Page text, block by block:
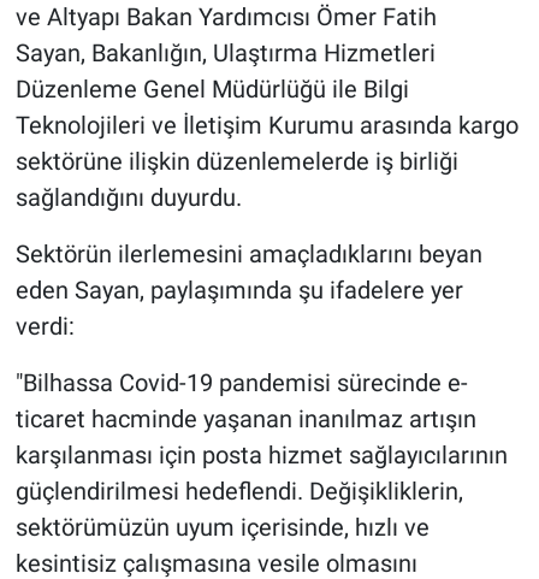
ve Altyapı Bakan Yardımcısı Ömer Fatih
Sayan, Bakanlığın, Ulaştırma Hizmetleri
Düzenleme Genel Müdürlüğü ile Bilgi
Teknolojileri ve İletişim Kurumu arasında kargo
sektörüne ilişkin düzenlemelerde iş birliği
sağlandığını duyurdu.
Sektörün ilerlemesini amaçladıklarını beyan
eden Sayan, paylaşımında şu ifadelere yer
verdi:
"Bilhassa Covid-19 pandemisi sürecinde e-
ticaret hacminde yaşanan inanılmaz artışın
karşılanması için posta hizmet sağlayıcılarının
güçlendirilmesi hedeflendi. Değişikliklerin,
sektörümüzün uyum içerisinde, hızlı ve
kesintisiz çalışmasına vesile olmasını